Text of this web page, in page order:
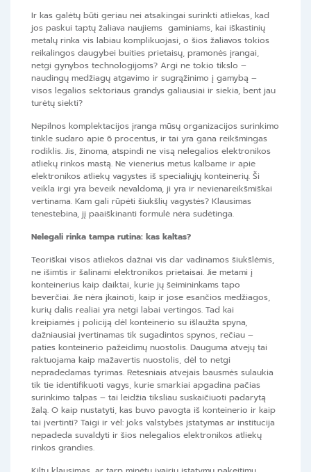
Ir kas galėtų būti geriau nei atsakingai surinkti atliekas, kad
jos paskui taptų žaliava naujiems gaminiams, kai iškastinių
metalų rinka vis labiau komplikuojasi, o šios žaliavos tokios
reikalingos daugybei buities prietaisų, pramonės įrangai,
netgi gynybos technologijoms? Argi ne tokio tikslo –
naudingų medžiagų atgavimo ir sugrąžinimo į gamybą –
visos legalios sektoriaus grandys galiausiai ir siekia, bent jau
turėtų siekti?
Nepilnos komplektacijos įranga mūsų organizacijos surinkimo
tinkle sudaro apie 6 procentus, ir tai yra gana reikšmingas
rodiklis. Jis, žinoma, atspindi ne visą nelegalios elektronikos
atliekų rinkos mastą. Ne vienerius metus kalbame ir apie
elektronikos atliekų vagystes iš specialiųjų konteinerių. Ši
veikla irgi yra beveik nevaldoma, ji yra ir nevienareikšmiškai
vertinama. Kam gali rūpėti šiukšlių vagystės? Klausimas
tenestebina, jį paaiškinanti formulė nėra sudėtinga.
Nelegali rinka tampa rutina: kas kaltas?
Teoriškai visos atliekos dažnai vis dar vadinamos šiukšlėmis,
ne išimtis ir šalinami elektronikos prietaisai. Jie metami į
konteinerius kaip daiktai, kurie jų šeimininkams tapo
beverčiai. Jie nėra įkainoti, kaip ir jose esančios medžiagos,
kurių dalis realiai yra netgi labai vertingos. Tad kai
kreipiamės į policiją dėl konteinerio su išlaužta spyna,
dažniausiai įvertinamas tik sugadintos spynos, rečiau –
paties konteinerio pažeidimų nuostolis. Dauguma atvejų tai
raktuojama kaip mažavertis nuostolis, dėl to netgi
nepradedamas tyrimas. Retesniais atvejais bausmės sulaukia
tik tie identifikuoti vagys, kurie smarkiai apgadina pačias
surinkimo talpas – tai leidžia tiksliau suskaičiuoti padarytą
žalą. O kaip nustatyti, kas buvo pavogta iš konteinerio ir kaip
tai įvertinti? Taigi ir vėl: joks valstybės įstatymas ar institucija
nepadeda suvaldyti ir šios nelegalios elektronikos atliekų
rinkos grandies.